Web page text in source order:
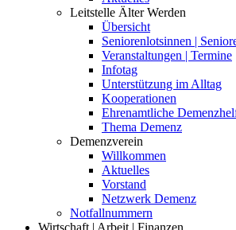
Leitstelle Älter Werden
Übersicht
Seniorenlotsinnen |
Veranstaltungen | Termine
Infotag
Unterstützung im Alltag
Kooperationen
Ehrenamtliche
Thema Demenz
Demenzverein
Willkommen
Aktuelles
Vorstand
Netzwerk Demenz
Notfallnummern
Wirtschaft | Arbeit | Finanzen